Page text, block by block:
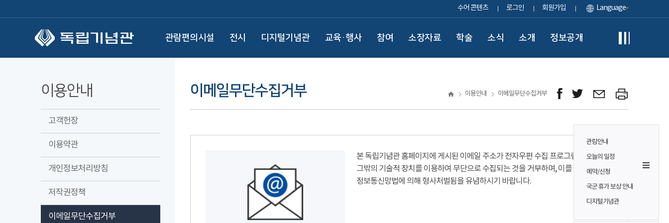
수어 콘텐츠 로그인 회원가입 Language
관람편의시설 전시 디지털기념관 교육·행사 참여 소장자료 학술 소식 소개 정보공개
관람안내
오늘의 일정
예약/신청
국군 휴가 보상 안내
디지털기념관
이용안내
고객헌장
이용약관
개인정보처리방침
저작권정책
이메일무단수집거부
이메일무단수집거부 이용안내 이메일무단수집거부
본 독립기념관 홈페이지에 게시된 이메일 주소가 전자우편 수집 프로그램이나
그밖의 기술적 장치를 이용하여 무단으로 수집되는 것을 거부하며, 이를 위반시
정보통신망법에 의해 형사처벌됨을 유념하시기 바랍니다.